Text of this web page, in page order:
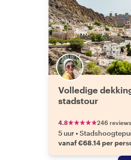
Volledige
stadstour
4.8 246 reviews
5 uur •
vanaf €68.14 per